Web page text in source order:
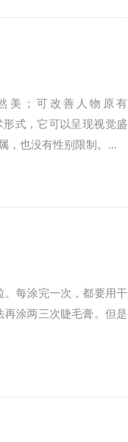
美；可改善人物原有
形式，它可以呈现视觉盛
，也没有性别限制。...
每涂完一次，都要用干
涂两三次睫毛膏。但是